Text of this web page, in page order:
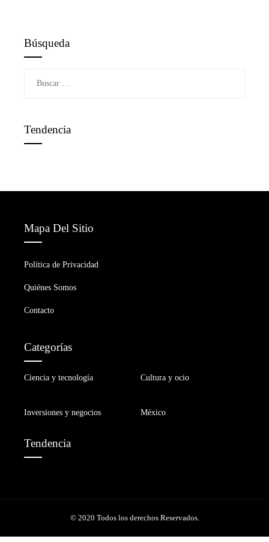
Búsqueda
Tendencia
Mapa Del Sitio
Política de Privacidad
Quiénes Somos
Contacto
Categorías
Ciencia y tecnología Cultura y ocio
Inversiones y negocios México
Tendencia
© 2020 Todos los derechos Reservados.